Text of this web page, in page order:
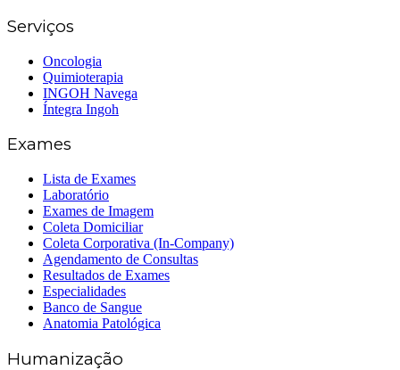
Serviços
Oncologia
Quimioterapia
INGOH Navega
Íntegra Ingoh
Exames
Lista de Exames
Laboratório
Exames de Imagem
Coleta Domiciliar
Coleta Corporativa (In-Company)
Agendamento de Consultas
Resultados de Exames
Especialidades
Banco de Sangue
Anatomia Patológica
Humanização